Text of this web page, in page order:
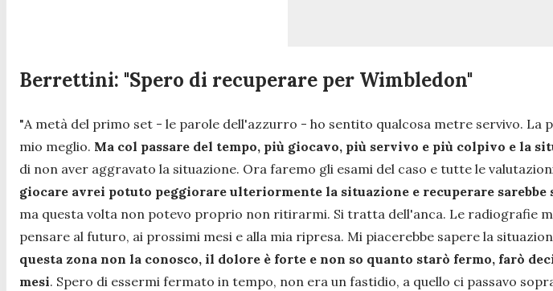
Berrettini: "Spero di recuperare per Wimbledon"
"A metà del primo set - le parole dell'azzurro - ho sentito qualcosa metre servivo. La
mio meglio. Ma col passare del tempo, più giocavo, più servivo e più colpivo e la
di non aver aggravato la situazione. Ora faremo gli esami del caso e tutte le
giocare avrei potuto peggiorare ulteriormente la situazione e recuperare sarebbe
ma questa volta non potevo proprio non ritirarmi. Si tratta dell'anca. Le radiografie
pensare al futuro, ai prossimi mesi e alla mia ripresa. Mi piacerebbe sapere la
questa zona non la conosco, il dolore è forte e non so quanto starò fermo, farò
mesi. Spero di essermi fermato in tempo, non era un fastidio, a quello ci passavo